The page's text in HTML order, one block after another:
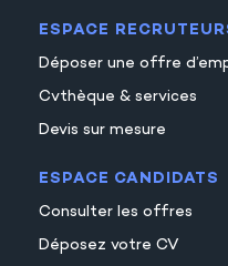
ESPACE
Déposer une offre
Cvthèque & services
Devis sur mesure
ESPACE CANDIDATS
Consulter les offres
Déposez votre CV